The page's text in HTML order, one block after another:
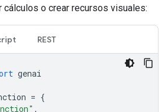
cálculos o crear recursos visuales:
REST
genai
= {
,